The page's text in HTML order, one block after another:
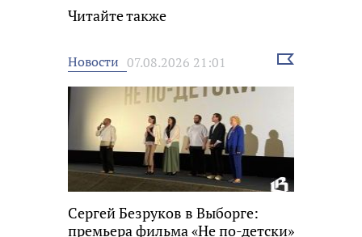
Читайте также
Новости 07.08.2026 21:01
Выбрать
Сергей Безруков в Выборге:
премьера фильма «Не по-детски»